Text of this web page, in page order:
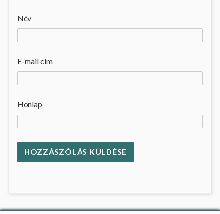
Név
E-mail cím
Honlap